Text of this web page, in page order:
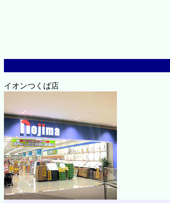
イオンつくば店